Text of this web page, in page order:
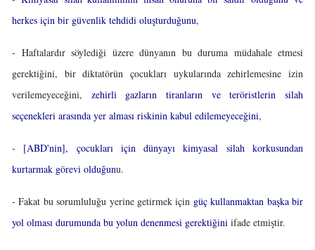
herkes için bir güvenlik tehdidi oluşturduğunu,
- Haftalardır söylediği üzere dünyanın bu duruma müdahale etmesi
gerektiğini, bir diktatörün çocukları uykularında zehirlemesine izin
verilemeyeceğini, zehirli gazların tiranların ve teröristlerin silah
seçenekleri arasında yer alması riskinin kabul edilemeyeceğini,
- [ABD'nin], çocukları için dünyayı kimyasal silah korkusundan
kurtarmak görevi olduğunu.
- Fakat bu sorumluluğu yerine getirmek için güç kullanmaktan başka bir
yol olması durumunda bu yolun denenmesi gerektiğini ifade etmiştir.